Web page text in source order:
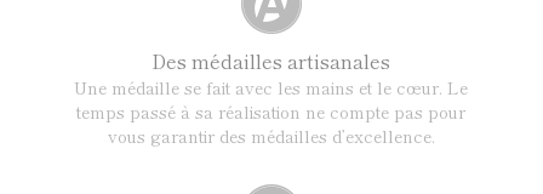
Des médailles artisanales
Une médaille se fait avec les mains et le cœur. Le
temps passé à sa réalisation ne compte pas pour
vous garantir des médailles d’excellence.